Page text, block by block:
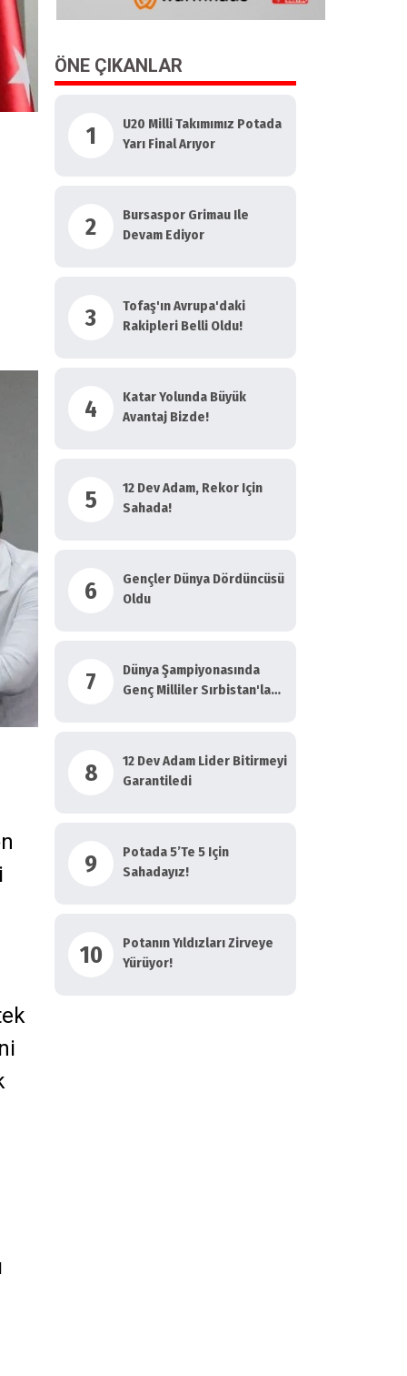
ÖNE ÇIKANLAR
1
U20 Milli Takımımız Potada
Yarı Final Arıyor
2
Bursaspor Grimau Ile
Devam Ediyor
3
Tofaş'ın Avrupa'daki
Rakipleri Belli Oldu!
4
Katar Yolunda Büyük
Avantaj Bizde!
5
12 Dev Adam, Rekor Için
Sahada!
6
Gençler Dünya Dördüncüsü
Oldu
7
Dünya Şampiyonasında
Genç Milliler Sırbistan'la
8
12 Dev Adam Lider Bitirmeyi
Garantiledi
9
Potada 5’te 5 Için
Sahadayız!
10
Potanın Yıldızları Zirveye
Yürüyor!